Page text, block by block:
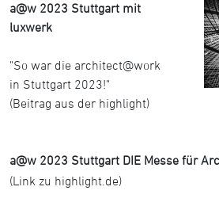
a@w 2023 Stuttgart mit
luxwerk
"So war die architect@work
in Stuttgart 2023!"
(Beitrag aus der highlight)
a@w 2023 Stuttgart DIE Messe für
(Link zu highlight.de)